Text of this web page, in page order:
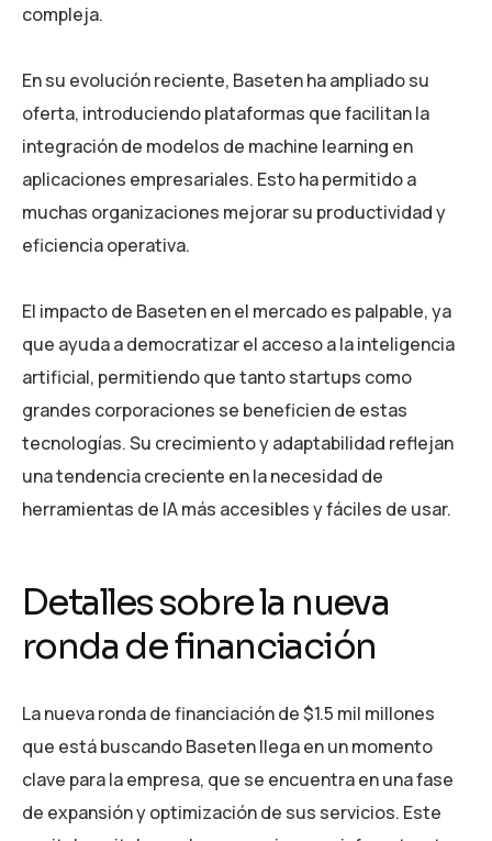
compleja.
En su evolución reciente, Baseten ha ampliado su
oferta, introduciendo plataformas que facilitan la
integración de modelos de machine learning en
aplicaciones empresariales. Esto ha permitido a
muchas organizaciones mejorar su productividad y
eficiencia operativa.
El impacto de Baseten en el mercado es palpable, ya
que ayuda a democratizar el acceso a la inteligencia
artificial, permitiendo que tanto startups como
grandes corporaciones se beneficien de estas
tecnologías. Su crecimiento y adaptabilidad reflejan
una tendencia creciente en la necesidad de
herramientas de IA más accesibles y fáciles de usar.
Detalles sobre la nueva
ronda de financiación
La nueva ronda de financiación de $1.5 mil millones
que está buscando Baseten llega en un momento
clave para la empresa, que se encuentra en una fase
de expansión y optimización de sus servicios. Este